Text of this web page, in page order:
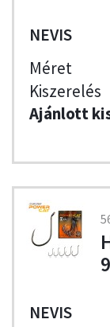
NEVIS
NEVIS